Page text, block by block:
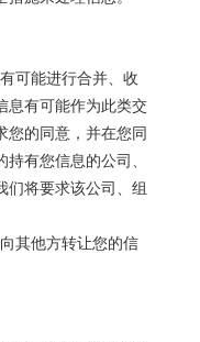
可能进行合并、收
息有可能作为此类交
您的同意，并在您同
有您信息的公司、
们将要求该公司、组
其他方转让您的信